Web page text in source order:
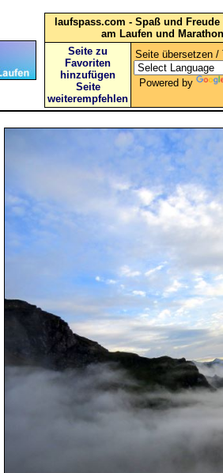
laufspass.com - Spaß und
am Laufen und Marathon
Seite zu
Favoriten
hinzufügen
Seite
weiterempfehlen
Seite übersetzen /
Powered by